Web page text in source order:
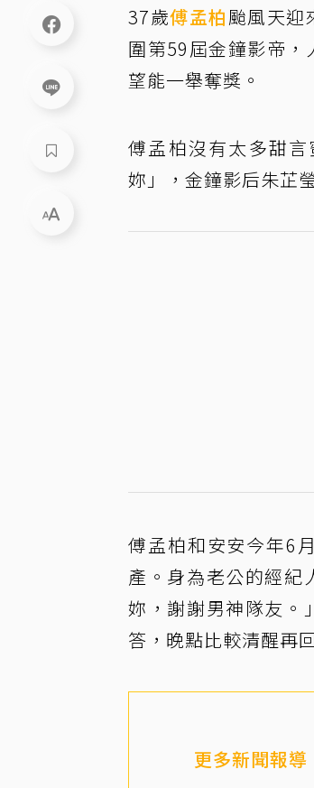
37歲傅孟柏颱風天迎
圍第59屆金鐘影帝
望能一舉奪獎。
傅孟柏沒有太多甜
妳」，金鐘影后朱芷
傅孟柏和安安今年6
產。身為老公的經紀
妳，謝謝男神隊友。
答，晚點比較清醒再
更多新聞報導